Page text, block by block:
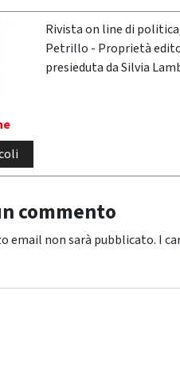
Rivista on line di
Petrillo - Proprietà
presieduta da Silvia
commento
email non sarà pubblicato. I